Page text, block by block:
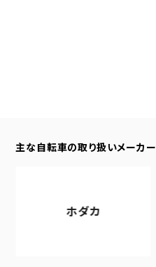
主な自転車の取り扱いメーカー
ホダカ